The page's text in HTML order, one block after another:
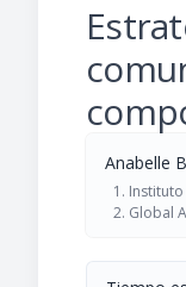
Anabelle
Global